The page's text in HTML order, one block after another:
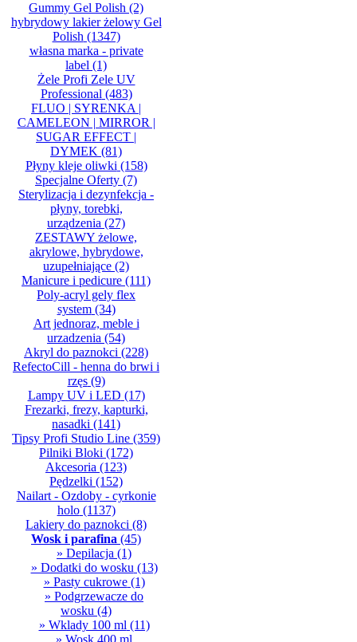
Gummy Gel Polish (2)
hybrydowy lakier żelowy Gel
Polish (1347)
własna marka - private
label (1)
Żele Profi Zele UV
Professional (483)
FLUO | SYRENKA |
CAMELEON | MIRROR |
SUGAR EFFECT |
DYMEK (81)
Płyny kleje oliwki (158)
Specjalne Oferty (7)
Sterylizacja i dezynfekcja -
płyny, torebki,
urządzenia (27)
ZESTAWY żelowe,
akrylowe, hybrydowe,
uzupełniające (2)
Manicure i pedicure (111)
Poly-acryl gely flex
system(34)
Art jednoraz, meble i
urzadzenia (54)
Akryl do paznokci (228)
RefectoCill - henna do brwi i
rzęs(9)
Lampy UV i LED (17)
Frezarki, frezy, kapturki,
nasadki (141)
Tipsy Profi Studio Line (359)
Pilniki Bloki (172)
Akcesoria (123)
Pędzelki (152)
Nailart - Ozdoby - cyrkonie
holo(1137)
Lakiery do paznokci (8)
Wosk i parafina (45)
» Depilacja (1)
» Dodatki do wosku (13)
» Pasty cukrowe(1)
» Podgrzewacze do
wosku (4)
» Wklady 100 ml (11)
» Wosk 400 ml